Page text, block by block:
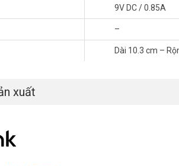
C54 tập trung vào việc tạo ra mạng Wi-Fi tối
con chip duy nhất để đạt được độ tương
Tốc Độ Cao
bạn kết nối thiết bị đến băng tần Wi-Fi
9V DC / 0.85A
–
Dài 10.3 cm –
xuất